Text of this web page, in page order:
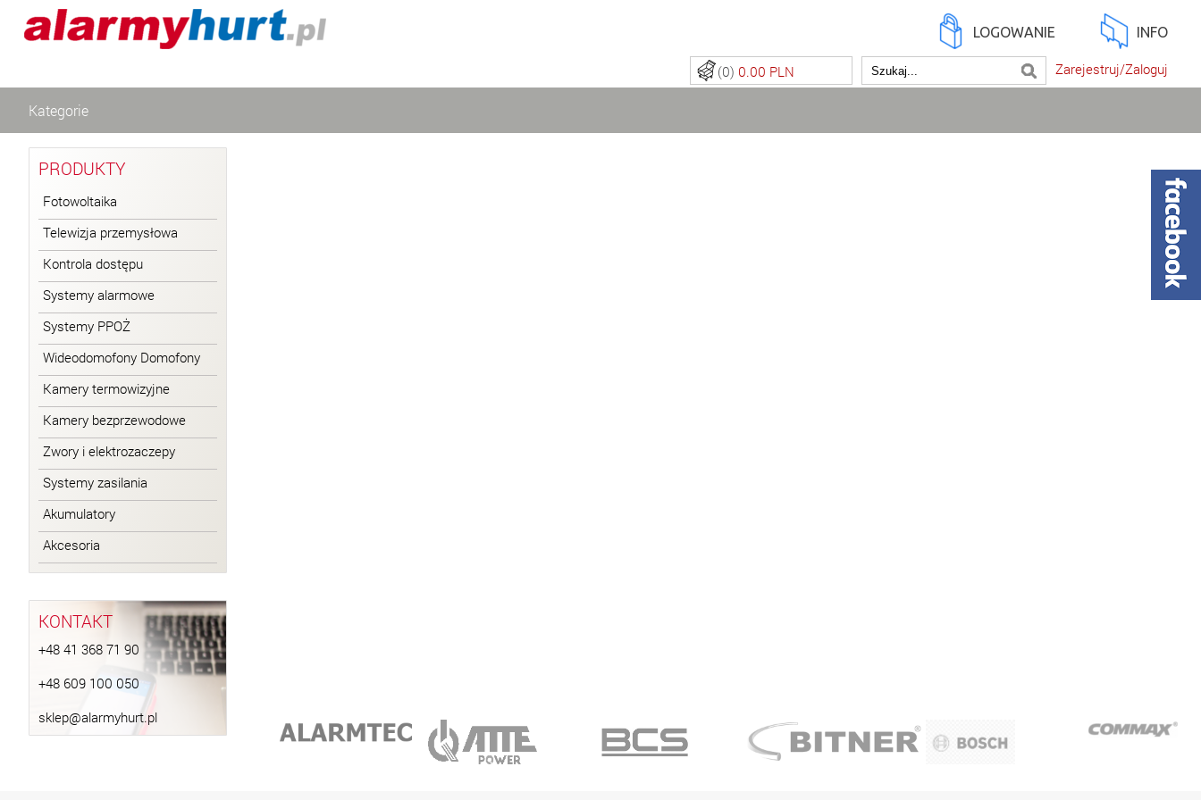
LOGOWANIE INFO
Zarejestruj/Zaloguj
(0) 0.00 PLN
Kategorie
PRODUKTY
Fotowoltaika
Telewizja przemysłowa
Kontrola dostępu
Systemy alarmowe
Systemy PPOŻ
Wideodomofony Domofony
Kamery termowizyjne
Kamery bezprzewodowe
Zwory i elektrozaczepy
Systemy zasilania
Akumulatory
Akcesoria
KONTAKT
+48 41 368 71 90
+48 609 100 050
sklep@alarmyhurt.pl